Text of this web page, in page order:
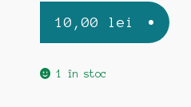
10,00 lei
1 în stoc